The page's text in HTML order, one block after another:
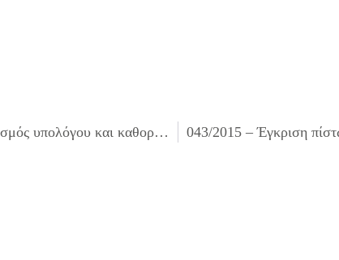
041/2015 – Σύσταση Παγίας Προκαταβολής, ορισμός υπολόγου και καθορισμός δαπανών για το οικονομικό έτος 2015